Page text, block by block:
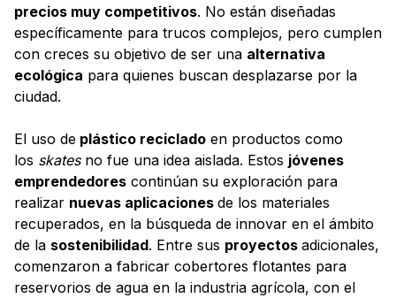
precios muy competitivos. No están diseñadas
específicamente para trucos complejos, pero cumplen
con creces su objetivo de ser una alternativa
ecológica para quienes buscan desplazarse por la
ciudad.
El uso de plástico reciclado en productos como
los skates no fue una idea aislada. Estos jóvenes
emprendedores continúan su exploración para
realizar nuevas aplicaciones de los materiales
recuperados, en la búsqueda de innovar en el ámbito
de la sostenibilidad. Entre sus proyectos adicionales,
comenzaron a fabricar cobertores flotantes para
reservorios de agua en la industria agrícola, con el